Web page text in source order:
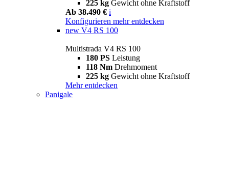
225 kg Gewicht ohne Kraftstoff
Ab 38.490 € i
Konfigurieren mehr entdecken
new V4 RS 100
Multistrada V4 RS 100
180 PS Leistung
118 Nm Drehmoment
225 kg Gewicht ohne Kraftstoff
Mehr entdecken
Panigale